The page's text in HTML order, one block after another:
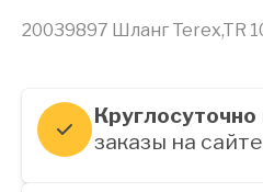
20039897 Шланг Terex,TR
Круглосуточно
заказы на сайте